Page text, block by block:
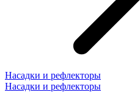
Насадки и рефлекторы
Насадки и рефлекторы